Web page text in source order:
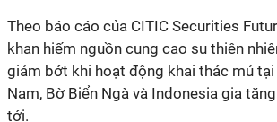
Theo báo cáo của CITIC Securities
khan hiếm nguồn cung cao su thiên
giảm bớt khi hoạt động khai thác mủ tại
Nam, Bờ Biển Ngà và Indonesia gia
tới.